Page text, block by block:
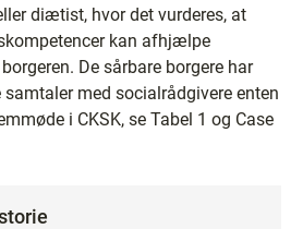
diætist, hvor det vurderes, at
kan afhjælpe
De sårbare borgere har
med socialrådgivere enten
i CKSK, se Tabel 1 og Case